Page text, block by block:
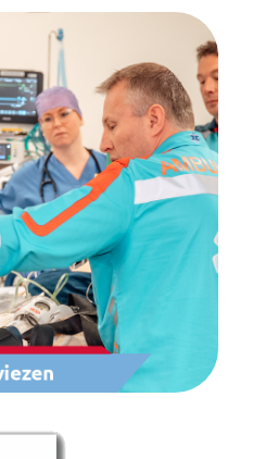
Reanimatie
Reanimatie Richtlijnen
gepubliceerd. Met het
richtlijnen heeft de
Raad ook haar
De nieuwe Richtlijnen
2025 zijn op 25
gepubliceerd.